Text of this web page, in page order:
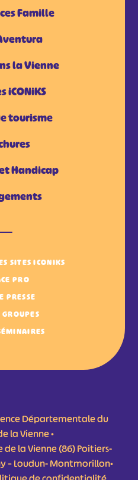
Famille
la Vienne
iCONiKS
tourisme
Handicap
SITES ICONIKS
PRO
PRESSE
GROUPES
Départementale du
la Vienne •
la Vienne (86) Poitiers-
– Loudun- Montmorillon•